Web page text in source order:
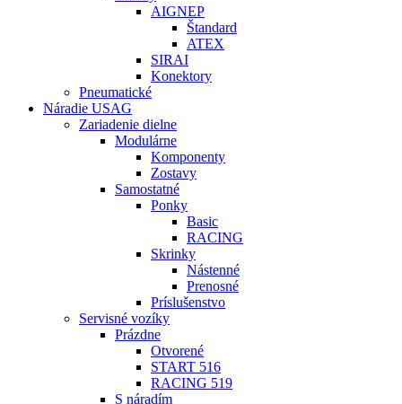
AIGNEP
Štandard
ATEX
SIRAI
Konektory
Pneumatické
Náradie USAG
Zariadenie dielne
Modulárne
Komponenty
Zostavy
Samostatné
Ponky
Basic
RACING
Skrinky
Nástenné
Prenosné
Príslušenstvo
Servisné vozíky
Prázdne
Otvorené
START 516
RACING 519
S náradím